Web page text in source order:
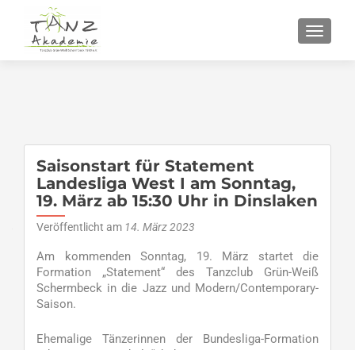
Saisonstart für Statement
Landesliga West I am Sonntag,
19. März ab 15:30 Uhr in Dinslaken
Veröffentlicht am 14. März 2023
Am kommenden Sonntag, 19. März startet die
Formation „Statement“ des Tanzclub Grün-Weiß
Schermbeck in die Jazz und Modern/Contemporary-
Saison.
Ehemalige Tänzerinnen der Bundesliga-Formation